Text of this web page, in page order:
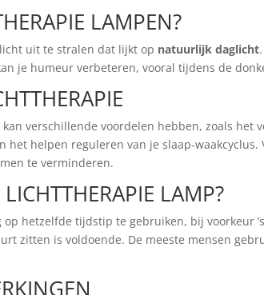
LAMPEN?
uit te stralen dat lijkt op natuurlijk daglicht
je humeur verbeteren, vooral tijdens de
verschillende voordelen hebben, zoals het
het helpen reguleren van je slaap-waakcyclus.
te verminderen.
LAMP?
hetzelfde tijdstip te gebruiken, bij voorkeur
zitten is voldoende. De meeste mensen